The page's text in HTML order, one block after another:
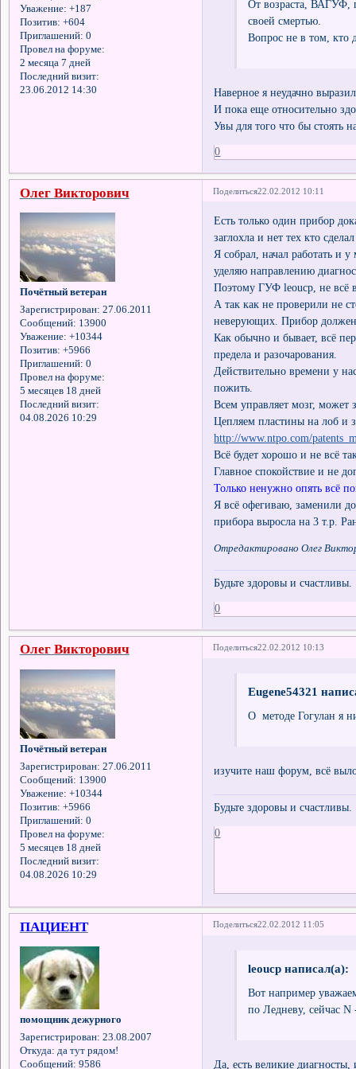
Уважение: +187
Позитив: +604
Приглашений: 0
Провел на форуме:
2 месяца 7 дней
Последний визит:
23.06.2012 14:30
От возраста, ВАГУФ,
своей смертью.
Вопрос не в том, кто
Наверное я неудачно
И пока еще относительно
Увы для того что бы стоять
0
Поделиться22.02.2012 10:11
Олег Викторович
Почётный ветеран
Зарегистрирован: 27.06.2011
Сообщений: 13900
Уважение: +10344
Позитив: +5966
Приглашений: 0
Провел на форуме:
5 месяцев 18 дней
Последний визит:
04.08.2026 10:29
Есть только один прибор
заглохла и нет тех кто
Я собрал, начал работать и
уделяю направлению
Поэтому ГУФ leoucp, не
А так как не проверили не
неверующих. Прибор должен
Как обычно и бывает, всё
предела и разочарования.
Действительно времени у
пожить.
Всем управляет мозг, может
Цепляем пластины на лоб и
http://www.ntpo.com/
Всё будет хорошо и не всё
Главное спокойствие и не
Только ненужно опять всё
Я всё офегиваю, заменили
прибора выросла на 3 т.р.
Отредактировано Олег
Будьте здоровы и счастливы.
0
Поделиться22.02.2012 10:13
Олег Викторович
Почётный ветеран
Зарегистрирован: 27.06.2011
Сообщений: 13900
Уважение: +10344
Позитив: +5966
Приглашений: 0
Провел на форуме:
5 месяцев 18 дней
Последний визит:
04.08.2026 10:29
Eugene54321
О методе Гогулан я
изучите наш форум, всё
Будьте здоровы и счастливы.
0
Поделиться22.02.2012 11:05
ПАЦИЕНТ
помощник дежурного
Зарегистрирован: 23.08.2007
Откуда: да тут рядом!
Сообщений: 9586
leoucp написал(а):
Вот например
по Ледневу, сейчас N
Да, есть великие